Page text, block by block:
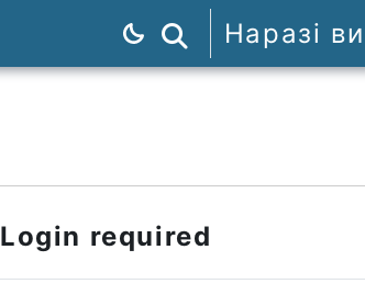
Пошук курсів
Наразі
Login required